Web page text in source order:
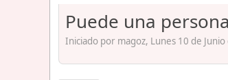
Puede una
Iniciado por magoz, Lunes 10 de